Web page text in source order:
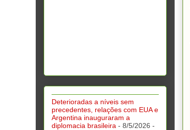
Deterioradas a níveis sem
precedentes, relações com EUA e
Argentina inauguraram a
diplomacia brasileira - 8/5/2026 -